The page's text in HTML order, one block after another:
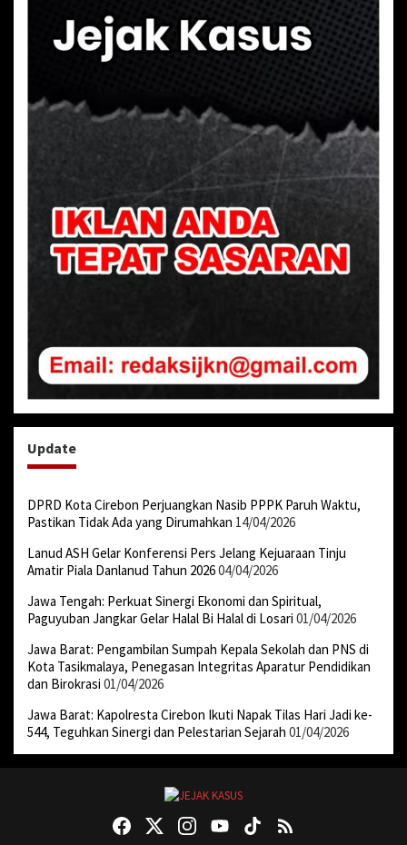
Update
DPRD Kota Cirebon Perjuangkan Nasib PPPK Paruh Waktu,
Pastikan Tidak Ada yang Dirumahkan 14/04/2026
Lanud ASH Gelar Konferensi Pers Jelang Kejuaraan Tinju
Amatir Piala Danlanud Tahun 202604/04/2026
Jawa Tengah: Perkuat Sinergi Ekonomi dan Spiritual,
Paguyuban Jangkar Gelar Halal Bi Halal di Losari 01/04/2026
Jawa Barat: Pengambilan Sumpah Kepala Sekolah dan PNS di
Kota Tasikmalaya, Penegasan Integritas Aparatur Pendidikan
dan Birokrasi 01/04/2026
Jawa Barat: Kapolresta Cirebon Ikuti Napak Tilas Hari Jadi ke-
544, Teguhkan Sinergi dan Pelestarian Sejarah 01/04/2026